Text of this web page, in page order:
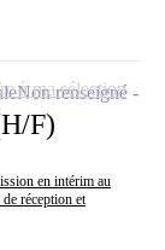
F)
en intérim au
réception et
Non renseigné
à ma sélection